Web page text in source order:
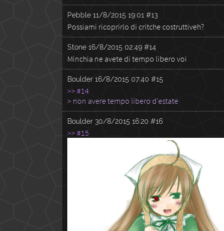
Pebble 11/8/2015 19:01 #13
Possiami ricoprirlo di critche costruttiveh?
Stone 16/8/2015 02:49 #14
Minchia ne avete di tempo libero voi
Boulder 16/8/2015 07:40 #15
>> #14
> non avere tempo libero d'estate
Boulder 30/8/2015 16:20 #16
>> #15